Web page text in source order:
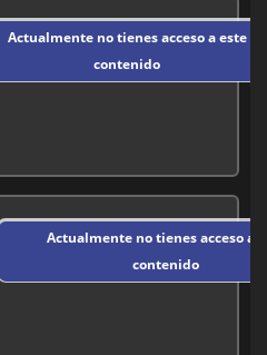
Actualmente no tienes acceso a este
contenido
Actualmente no tienes acceso a
contenido